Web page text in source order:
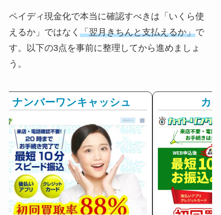
ペイディ現金化で本当に確認すべきは「いくら使
えるか」ではなく 「翌月きちんと支払えるか」で
す。以下の3点を事前に整理してから進めましょ
う。
ナンバーワンキャッシュ カ